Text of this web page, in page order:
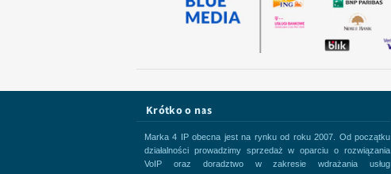
Krótko o nas
Marka 4 IP obecna jest na rynku od roku 2007. Od początku
działalności prowadzimy sprzedaż w oparciu o rozwiązania
VoIP oraz doradztwo w zakresie wdrażania usług